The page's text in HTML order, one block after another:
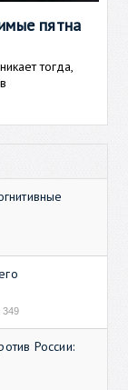
пятна
тогда,
349
России: